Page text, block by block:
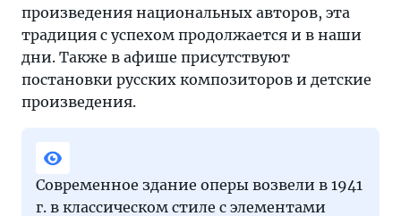
произведения национальных авторов, эта
традиция с успехом продолжается и в наши
дни. Также в афише присутствуют
постановки русских композиторов и детские
произведения.
Современное здание оперы возвели в 1941
г. в классическом стиле с элементами